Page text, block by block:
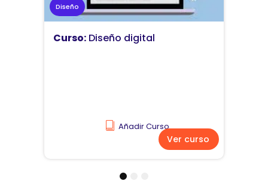
Marketing
Curso:Diseño y comunicación
Añadir Curso
Ver curso